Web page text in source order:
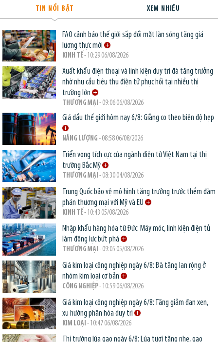
TIN NỔI BẬT XEM NHIỀU
FAO cảnh báo thế giới sắp đối mặt làn sóng tăng giá
lương thực mới
KINH TẾ- 10:29 06/08/2026
Xuất khẩu điện thoại và linh kiện duy trì đà tăng trưởng
nhờ nhu cầu tiêu thụ điện tử phục hồi tại nhiều thị
trường lớn
THƯƠNG MẠI - 09:06 06/08/2026
Giá dầu thế giới hôm nay 6/8: Giằng co theo biên độ hẹp
NĂNG LƯỢNG - 08:58 06/08/2026
Triển vọng tích cực của ngành điện tử Việt Nam tại thị
trường Bắc Mỹ
THƯƠNG MẠI - 08:30 04/08/2026
Trung Quốc bảo vệ mô hình tăng trưởng trước thềm đàm
phán thương mại với Mỹ và EU
KINH TẾ- 10:43 05/08/2026
Nhập khẩu hàng hóa từ Đức: Máy móc, linh kiện điện tử
làm động lực bứt phá
THƯƠNG MẠI - 09:05 05/08/2026
Giá kim loại công nghiệp ngày 6/8: Đà tăng lan rộng ở
nhóm kim loại cơ bản
CÔNG NGHIỆP- 10:59 06/08/2026
Giá kim loại công nghiệp ngày 6/8: Tăng giảm đan xen,
xu hướng phân hóa duy trì
KIM LOẠI - 10:47 06/08/2026
Thị trường lúa gạo ngày 6/8: Lúa tươi tăng nhẹ, gạo